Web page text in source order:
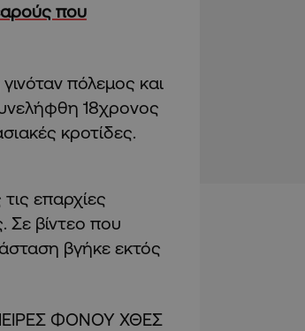
που
πόλεμος και
18χρονος
κροτίδες.
επαρχίες
Σε βίντεο που
βγήκε εκτός
ΦΟΝΟΥ ΧΘΕΣ